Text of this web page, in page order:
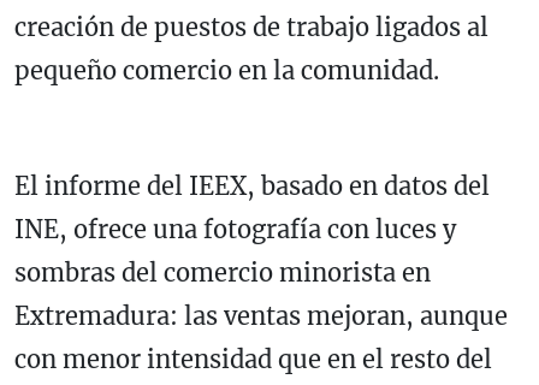
creación de puestos de trabajo ligados al
pequeño comercio en la comunidad.
El informe del IEEX, basado en datos del
INE, ofrece una fotografía con luces y
sombras del comercio minorista en
Extremadura: las ventas mejoran, aunque
con menor intensidad que en el resto del